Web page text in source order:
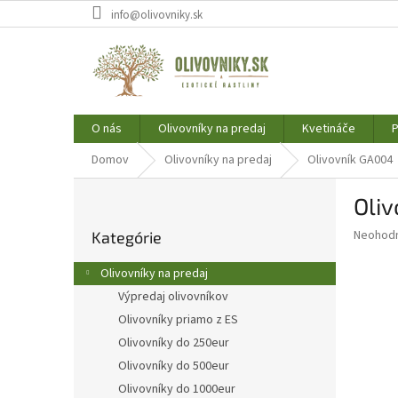
na
info@olivovniky.sk
O nás Olivovníky na predaj Kvetináče
Domov
Olivovníky na predaj Olivovník GA004
ý
p
kategórie
Kategórie
Olivovníky na predaj
Výpredaj olivovníkov
Olivovníky priamo z ES
Olivovníky do 250eur
Olivovníky do 500eur
Olivovníky do 1000eur